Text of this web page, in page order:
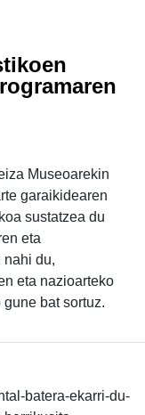
Museoarekin
garaikidearen
sustatzea du
eta
nahi du,
eta nazioarteko
bat sortuz.